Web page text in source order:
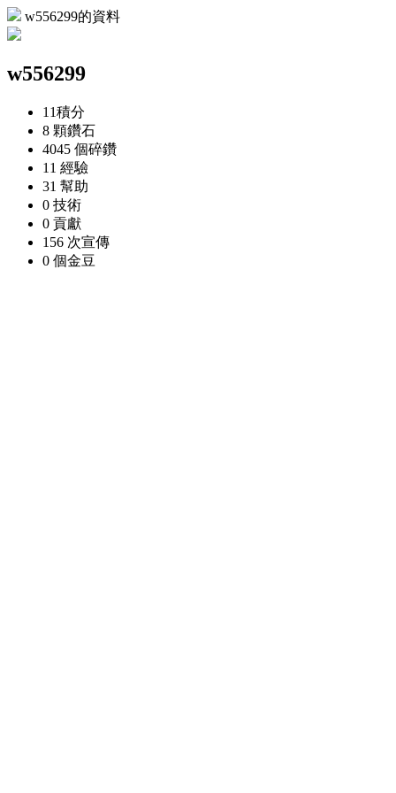
w556299的資料
w556299
11積分
8 顆鑽石
4045 個碎鑽
11 經驗
31 幫助
0 技術
0 貢獻
156 次宣傳
0 個金豆